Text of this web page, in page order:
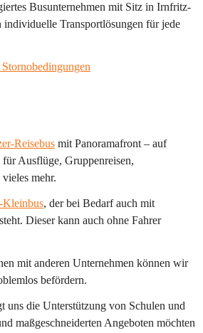
Busunternehmen mit Sitz in Irnfritz-
Transportlösungen für jede
Reisebus mit Panoramafront – auf
Ausflüge, Gruppenreisen,
mehr.
Kleinbus, der bei Bedarf auch mit
Dieser kann auch ohne Fahrer
mit anderen Unternehmen können wir
befördern.
uns die Unterstützung von Schulen und
maßgeschneiderten Angeboten möchten